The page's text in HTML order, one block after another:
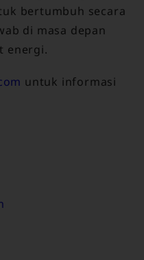
bertumbuh secara
di masa depan
energi.
untuk informasi